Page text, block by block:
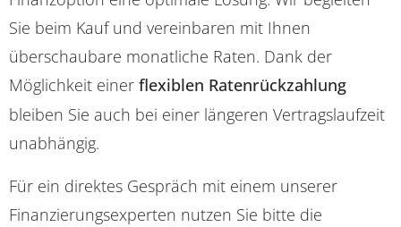
Sie beim Kauf und vereinbaren mit Ihnen
überschaubare monatliche Raten. Dank der
Möglichkeit einer flexiblen Ratenrückzahlung
bleiben Sie auch bei einer längeren Vertragslaufzeit
unabhängig.
Für ein direktes Gespräch mit einem unserer
Finanzierungsexperten nutzen Sie bitte die